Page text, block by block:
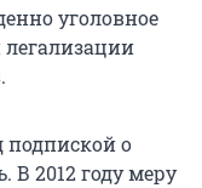
уголовное
подпиской о
В 2012 годумеру